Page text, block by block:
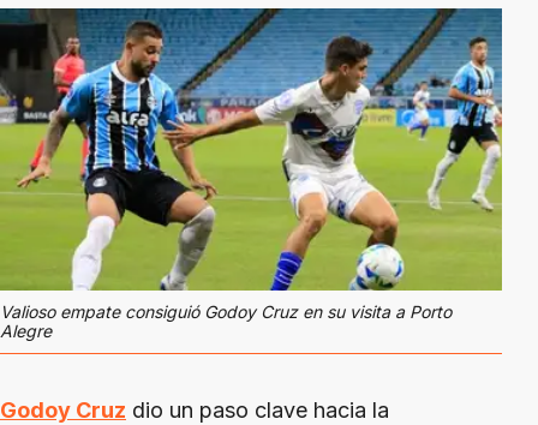
Valioso empate consiguió Godoy Cruz en su visita a Porto
Alegre
Godoy Cruz dio un paso clave hacia la